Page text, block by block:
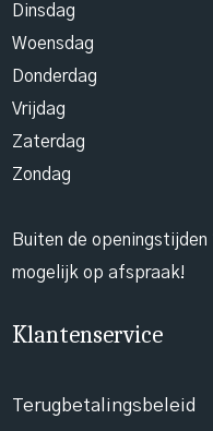
Dinsdag
Woensdag
Donderdag
Vrijdag
Zaterdag
Zondag
Buiten de
mogelijk op afspraak!
Klantenservice
Terugbetalingsbeleid